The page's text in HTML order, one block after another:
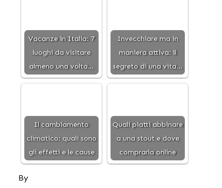
Vacanze in Italia: 7
luoghi da visitare
almeno una volta…
Invecchiare ma in
maniera attiva: il
segreto di una vita…
Il cambiamento
climatico: quali sono
gli effetti e le cause
Quali piatti abbinare
a una stout e dove
comprarla online
By